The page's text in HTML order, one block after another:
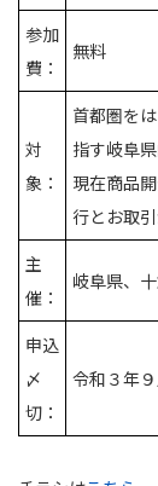
参加
費：
無料
対
象：
首都圏を
指す岐阜
現在商品
行とお取
主
催：
岐阜県、
申込
〆
切：
令和３年